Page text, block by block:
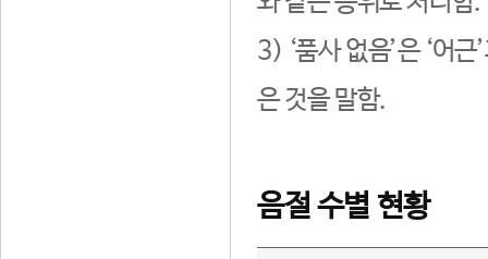
3) ‘품사 없음’은 ‘어
은 것을 말함.
음절 수별 현황